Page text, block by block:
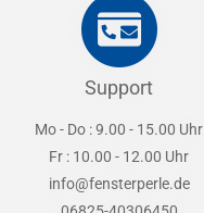
Support
Mo - Do : 9.00 - 15.00 Uhr
Fr : 10.00 - 12.00 Uhr
info@fensterperle.de